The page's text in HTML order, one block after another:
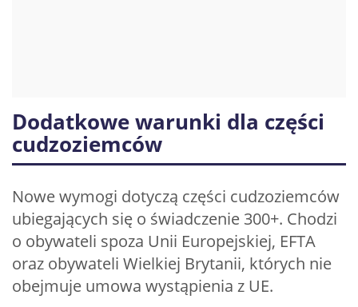
Dodatkowe warunki dla części
cudzoziemców
Nowe wymogi dotyczą części cudzoziemców
ubiegających się o świadczenie 300+. Chodzi
o obywateli spoza Unii Europejskiej, EFTA
oraz obywateli Wielkiej Brytanii, których nie
obejmuje umowa wystąpienia z UE.